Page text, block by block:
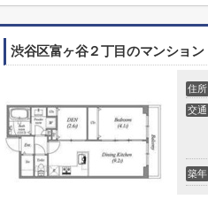
渋谷区富ヶ谷２丁目のマンション
住所
交通
築年